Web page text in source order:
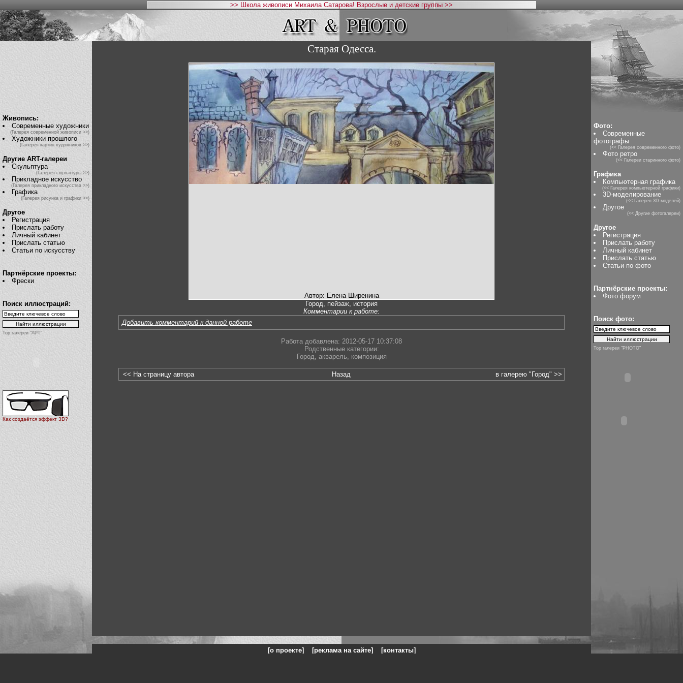
>> Школа живописи Михаила Сатарова! Взрослые и детские группы >>
Живопись:
Современные художники
(Галерея современной живописи >>)
Художники прошлого
(Галерея картин художников >>)
Другие ART-галереи
Скульптура
(Галерея скульптуры >>)
Прикладное искусство
(Галерея прикладного искусства >>)
Графика
(Галерея рисунка и графики >>)
Другое
Регистрация
Прислать работу
Личный кабинет
Прислать статью
Статьи по искусству
Партнёрские проекты:
Фрески
Поиск иллюстраций:
Top галереи "АРТ"
Как создаётся эффект 3D?
Старая Одесса.
Автор: Елена Ширенина
Город, пейзаж, история
Комментарии к работе:
Добавить комментарий к данной работе
Работа добавлена: 2012-05-17 10:37:08
Родственные категории:
Город, акварель, композиция
<< На страницу автора Назад в галерею "Город" >>
Фото:
Современные
фотографы
(<< Галерея современного фото)
Фото ретро
(<< Галереи старинного фото)
Графика
Компьютерная графика
(<< Галерея компьютерной графики)
3D-моделирование
(<< Галерея 3D-моделей)
Другое
(<< Другие фотогалереи)
Другое
Регистрация
Прислать работу
Личный кабинет
Прислать статью
Статьи по фото
Партнёрские проекты:
Фото форум
Поиск фото:
Top галереи "PHOTO"
[о проекте] [реклама на сайте] [контакты]